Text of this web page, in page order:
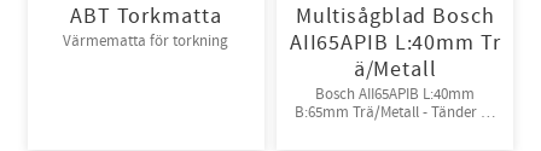
ABT Torkmatta
Värmematta för torkning
Multisågblad Bosch
AII65APIB L:40mm Tr
ä/Metall
Bosch AII65APIB L:40mm
B:65mm Trä/Metall - Tänder av